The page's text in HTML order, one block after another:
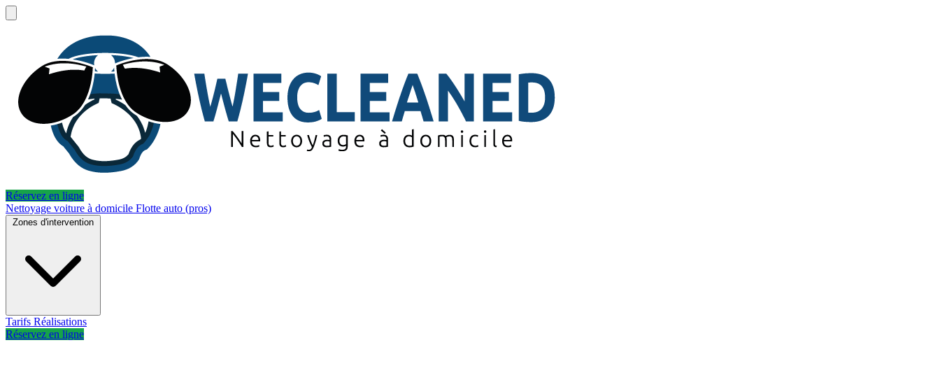
Réservez en ligne
Nettoyage voiture à domicile Flotte auto (pros)
Zones d'intervention
Tarifs Réalisations
Réservez en ligne